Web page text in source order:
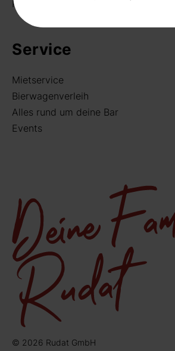
Rund um deine Bar
Service
Mietservice
Bierwagenverleih
Alles rund um deine Bar
Events
© 2026 Rudat GmbH